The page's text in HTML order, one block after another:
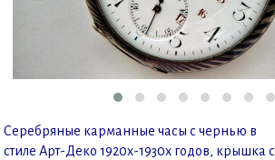
Серебряные карманные часы с чернью в
стиле Арт-Деко 1920х-1930х годов, крышка с